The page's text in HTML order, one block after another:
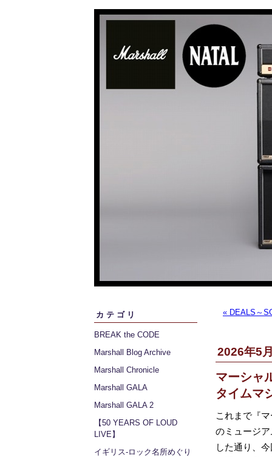
カテゴリ
BREAK the CODE
Marshall Blog Archive
Marshall Chronicle
Marshall GALA
Marshall GALA 2
【50 YEARS OF LOUD
LIVE】
イギリス‐ロック名所めぐり
« DEALS～
2026年5
マーシャ
タイムマ
これまで『
のミュージ
した通り、